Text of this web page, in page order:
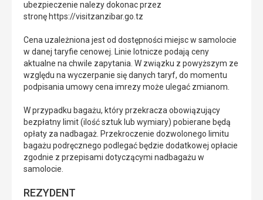
ubezpieczenie nalezy dokonac przez
stronę https://visitzanzibar.go.tz
Cena uzależniona jest od dostępności miejsc w samolocie
w danej taryfie cenowej. Linie lotnicze podają ceny
aktualne na chwile zapytania. W związku z powyższym ze
względu na wyczerpanie się danych taryf, do momentu
podpisania umowy cena imrezy może ulegać zmianom.
W przypadku bagażu, który przekracza obowiązujący
bezpłatny limit (ilość sztuk lub wymiary) pobierane będą
opłaty za nadbagaż. Przekroczenie dozwolonego limitu
bagażu podręcznego podlegać będzie dodatkowej opłacie
zgodnie z przepisami dotyczącymi nadbagażu w
samolocie.
REZYDENT